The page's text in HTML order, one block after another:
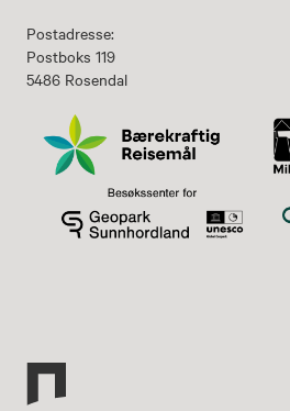
Postadresse:
Postboks 119
5486 Rosendal